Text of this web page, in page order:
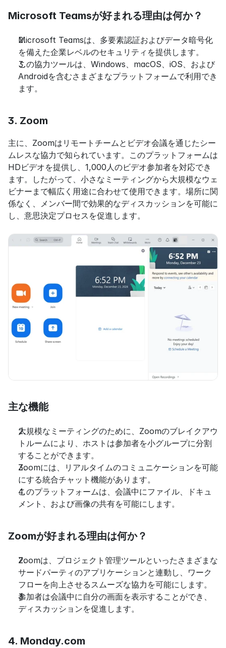
Microsoft Teamsが好まれる理由は何か？
Microsoft Teamsは、多要素認証およびデータ暗号化
を備えた企業レベルのセキュリティを提供します。
この協力ツールは、Windows、macOS、iOS、および
Androidを含むさまざまなプラットフォームで利用でき
ます。
3. Zoom
主に、Zoomはリモートチームとビデオ会議を通じたシー
ムレスな協力で知られています。このプラットフォームは
HDビデオを提供し、1,000人のビデオ参加者を対応でき
ます。したがって、小さなミーティングから大規模なウェ
ビナーまで幅広く用途に合わせて使用できます。場所に関
係なく、メンバー間で効果的なディスカッションを可能に
し、意思決定プロセスを促進します。
主な機能
大規模なミーティングのために、Zoomのブレイクアウ
トルームにより、ホストは参加者を小グループに分割
することができます。
Zoomには、リアルタイムのコミュニケーションを可能
にする統合チャット機能があります。
このプラットフォームは、会議中にファイル、ドキュ
メント、および画像の共有を可能にします。
Zoomが好まれる理由は何か？
Zoomは、プロジェクト管理ツールといったさまざまな
サードパーティのアプリケーションと連動し、ワーク
フローを向上させるスムーズな協力を可能にします。
参加者は会議中に自分の画面を表示することができ、
ディスカッションを促進します。
4. Monday.com